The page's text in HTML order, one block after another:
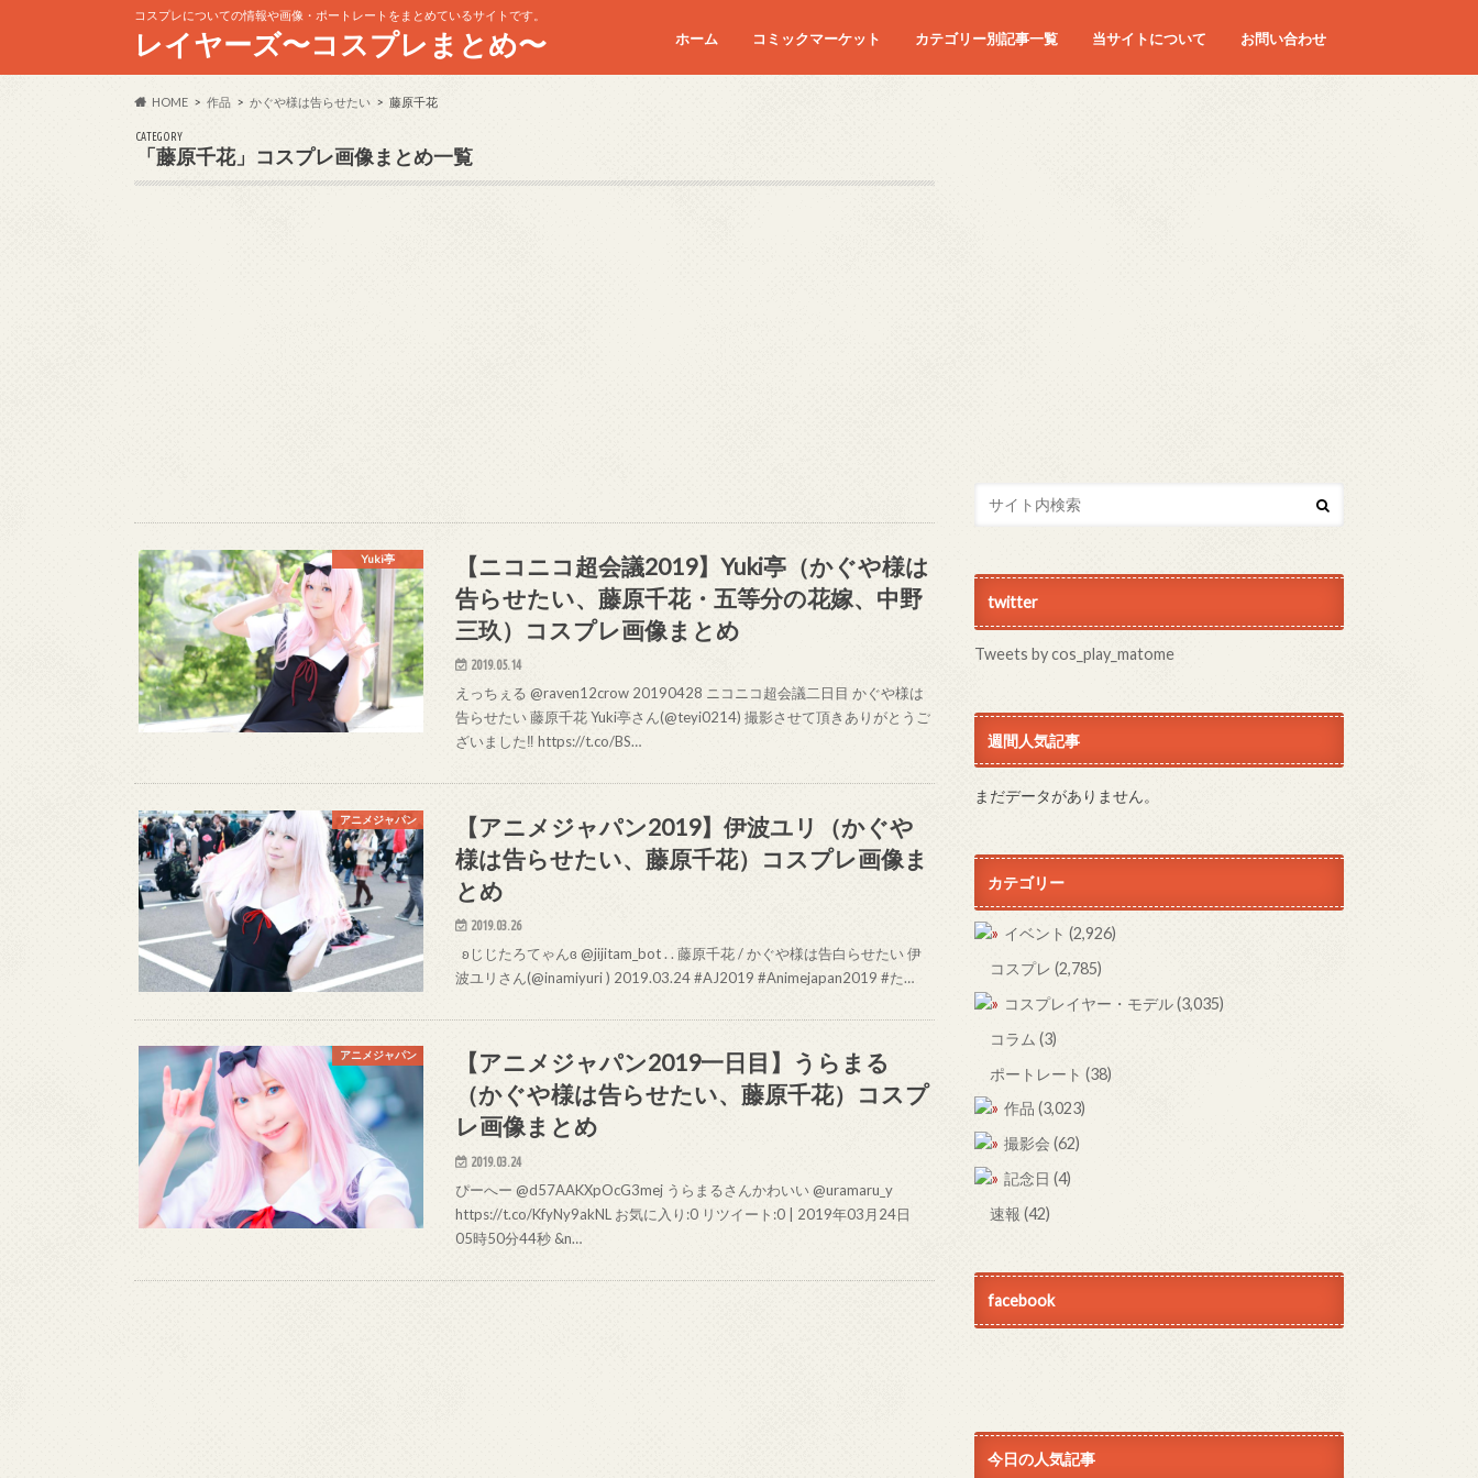
コスプレについての情報や画像・ポートレートをまとめているサイトです。
レイヤーズ〜コスプレまとめ〜 ホーム コミックマーケット
コミケC90
コミケC91
コミケC92
コミケC93
コミケC94
コミケC95
カテゴリー別記事一覧 当サイトについて お問い合わせ
HOME 作品 かぐや様は告らせたい 藤原千花
CATEGORY
「藤原千花」コスプレ画像まとめ一覧
Yuki亭
【ニコニコ超会議2019】Yuki亭（かぐや様は
告らせたい、藤原千花・五等分の花嫁、中野
三玖）コスプレ画像まとめ
2019.05.14
えっちぇる @raven12crow 20190428 ニコニコ超会議二日目 かぐや様は
告らせたい 藤原千花 Yuki亭さん(@teyi0214) 撮影させて頂きありがとうご
ざいました‼️ https://t.co/BS…
アニメジャパン
【アニメジャパン2019】伊波ユリ（かぐや
様は告らせたい、藤原千花）コスプレ画像ま
とめ
2019.03.26
ʚじじたろてゃんɞ @jijitam_bot . . 藤原千花 / かぐや様は告白らせたい 伊
波ユリさん(@inamiyuri ) 2019.03.24 #AJ2019 #Animejapan2019 #た…
アニメジャパン
【アニメジャパン2019一日目】うらまる
（かぐや様は告らせたい、藤原千花）コスプ
レ画像まとめ
2019.03.24
ぴーへー @d57AAKXpOcG3mej うらまるさんかわいい @uramaru_y
https://t.co/KfyNy9akNL お気に入り:0 リツイート:0 | 2019年03月24日
05時50分44秒 &n…
twitter
Tweets by cos_play_matome
週間人気記事
まだデータがありません。
カテゴリー
イベント (2,926)
コスプレ (2,785)
コスプレイヤー・モデル(3,035)
コラム (3)
ポートレート (38)
作品 (3,023)
撮影会 (62)
記念日 (4)
速報 (42)
facebook
今日の人気記事